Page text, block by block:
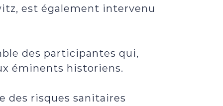
est également intervenu
des participantes qui,
éminents historiens.
des risques sanitaires